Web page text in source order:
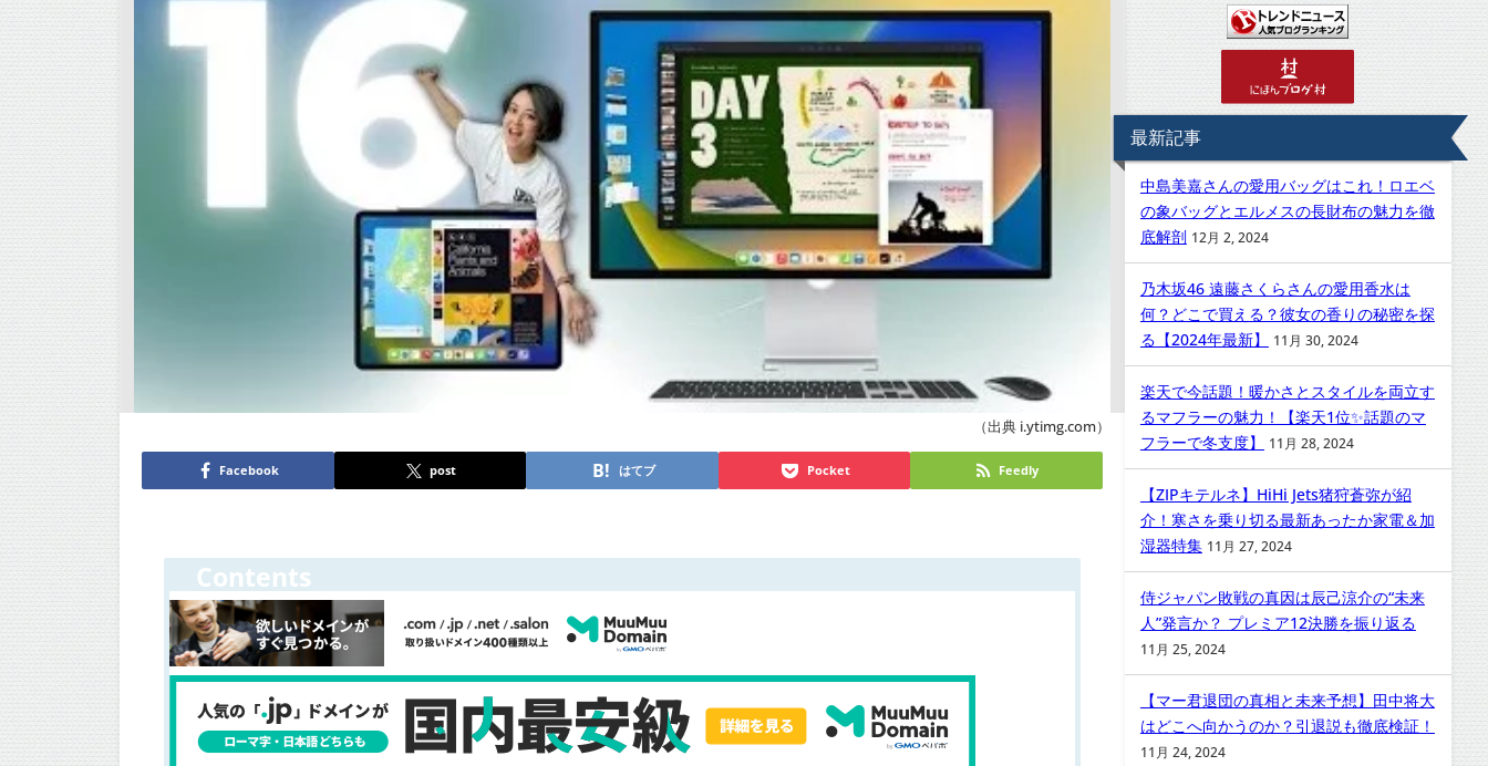
（出典 i.ytimg.com）
Facebook post はてブ Pocket Feedly
Contents
最新記事
中島美嘉さんの愛用バッグはこれ！ロエベ
の象バッグとエルメスの長財布の魅力を徹
底解剖 12月 2, 2024
乃木坂46 遠藤さくらさんの愛用香水は
何？どこで買える？彼女の香りの秘密を探
る【2024年最新】
11月 30, 2024
楽天で今話題！暖かさとスタイルを両立す
るマフラーの魅力！【楽天1位✨話題のマ
フラーで冬支度】
11月 28, 2024
【ZIPキテルネ】HiHi Jets猪狩蒼弥が紹
介！寒さを乗り切る最新あったか家電＆加
湿器特集 11月 27, 2024
侍ジャパン敗戦の真因は辰己涼介の“未来
人”発言か？ プレミア12決勝を振り返る
11月 25, 2024
【マー君退団の真相と未来予想】田中将大
はどこへ向かうのか？引退説も徹底検証！
11月 24, 2024